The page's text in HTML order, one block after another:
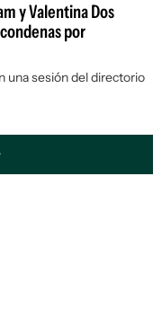
y Valentina Dos
por
una sesión del directorio